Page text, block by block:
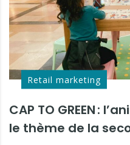
Retail marketing
CAP TO GREEN :
le thème de la